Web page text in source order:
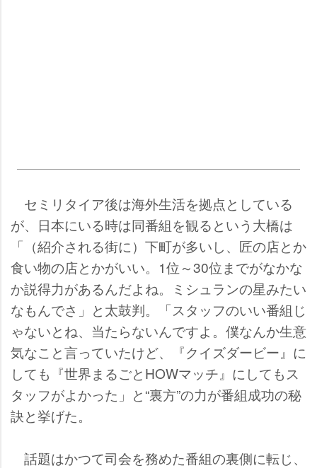
セミリタイア後は海外生活を拠点としている
が、日本にいる時は同番組を観るという大橋は
「（紹介される街に）下町が多いし、匠の店とか
食い物の店とかがいい。1位～30位までがなかな
か説得力があるんだよね。ミシュランの星みたい
なもんでさ」と太鼓判。「スタッフのいい番組じ
ゃないとね、当たらないんですよ。僕なんか生意
気なこと言っていたけど、『クイズダービー』に
しても『世界まるごとHOWマッチ』にしてもス
タッフがよかった」と“裏方”の力が番組成功の秘
訣と挙げた。
話題はかつて司会を務めた番組の裏側に転じ、